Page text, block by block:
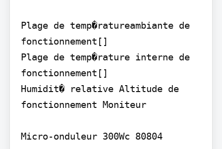
Plage de temp�ratureambiante de
fonctionnement[]
Plage de temp�rature interne de
fonctionnement[]
Humidit� relative Altitude de
fonctionnement Moniteur
Micro-onduleur 300Wc 80804